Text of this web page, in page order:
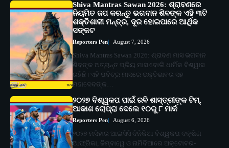
Shiva Mantras Sawan 2026: ଶ୍ରାବଣରେ
ନିୟମିତ ଜପ କରନ୍ତୁ ଭଗବାନ ଶିବଙ୍କ ଏହି ୩ଟି
ଶକ୍ତିଶାଳୀ ମନ୍ତ୍ର, ଦୂର ହୋଇପାରେ ଆର୍ଥିକ
ସଙ୍କଟ
Reporters Pen August 7, 2026
Shiva Mantras Sawan 2026: ଶ୍ରାବଣ ମାସ ଭଗବାନ
ଶିବଙ୍କ ଅତ୍ୟନ୍ତ ପ୍ରିୟ ମାସ ବୋଲି ଧାର୍ମିକ ବିଶ୍ୱାସ
ରହିଛି। ଏହି ପବିତ୍ର ମାସରେ ଭକ୍ତିଭାବର ସହ
ମହାଦେବଙ୍କ…
୨୦୨୭ ବିଶ୍ୱକପ ପାଇଁ ରବି ଶାସ୍ତ୍ରୀଙ୍କ ଟିମ୍,
ଆକାଶ ଚୋପ୍ରା ଦେଲେ ୧୦ରୁ ୮ ମାର୍କ
Reporters Pen August 6, 2026
୨୦୨୭ ମସିହାର ଆଇସିସି ଦିନିକିଆ ବିଶ୍ୱକପ ଦକ୍ଷିଣ
ଆଫ୍ରିକା, ଜିମ୍ବାୱେ ଓ ନାମିବିଆରେ ଅକ୍ଟୋବର-